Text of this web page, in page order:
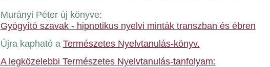
Murányi Péter új könyve:
Gyógyító szavak - hipnotikus nyelvi minták transzban és ébren
Újra kapható a Természetes Nyelvtanulás-könyv.
A legközelebbi Természetes Nyelvtanulás-tanfolyam: